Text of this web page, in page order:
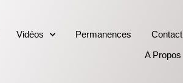
Vidéos Permanences
Contact
A Propos